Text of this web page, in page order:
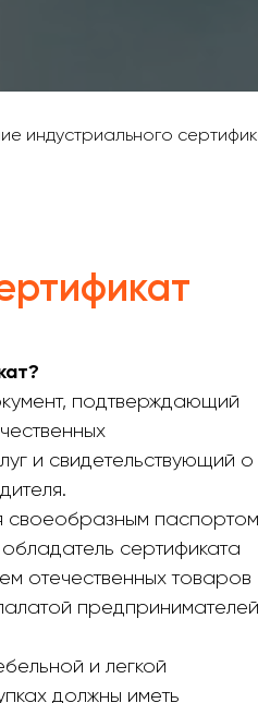
индустриального
подтверждающий
и свидетельствующий о
своеобразным паспортом
сертификата
отечественных товаров
предпринимателей
и легкой
должны иметь